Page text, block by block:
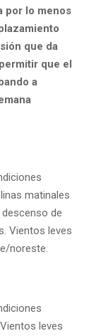
por lo menos
que da
que el
a
matinales
de
Vientos leves
noreste.
leves